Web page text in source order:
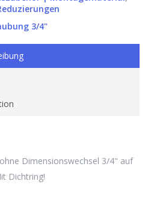
3/4"
Dimensionswechsel 3/4" auf
Dichtring!